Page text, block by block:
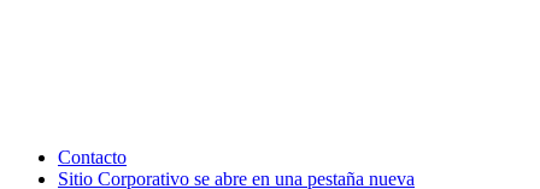
Contacto
Sitio Corporativo se abre en una pestaña nueva